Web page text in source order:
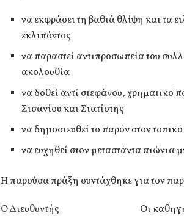
να εκφράσει τη βαθιά θλίψη και τα
εκλιπόντος
να παραστεί αντιπροσωπεία του
ακολουθία
να δοθεί αντί στεφάνου, χρηματικό
Σισανίου και Σιατίστης
να δημοσιευθεί το παρόν στον
να ευχηθεί στον μεταστάντα
Η παρούσα πράξη συντάχθηκε για τον
Ο Διευθυντής Οι